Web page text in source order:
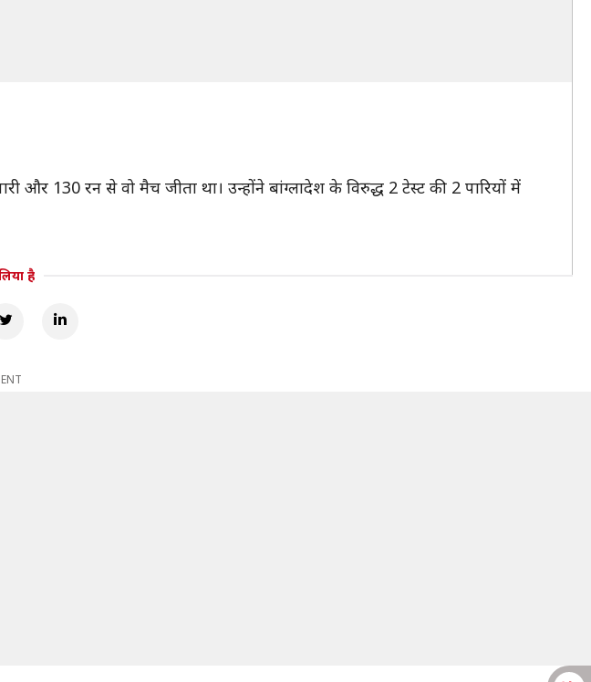
और 130 रन से वो मैच जीता था। उन्होंने बांग्लादेश के विरुद्ध 2 टेस्ट की 2 पारियों में
है